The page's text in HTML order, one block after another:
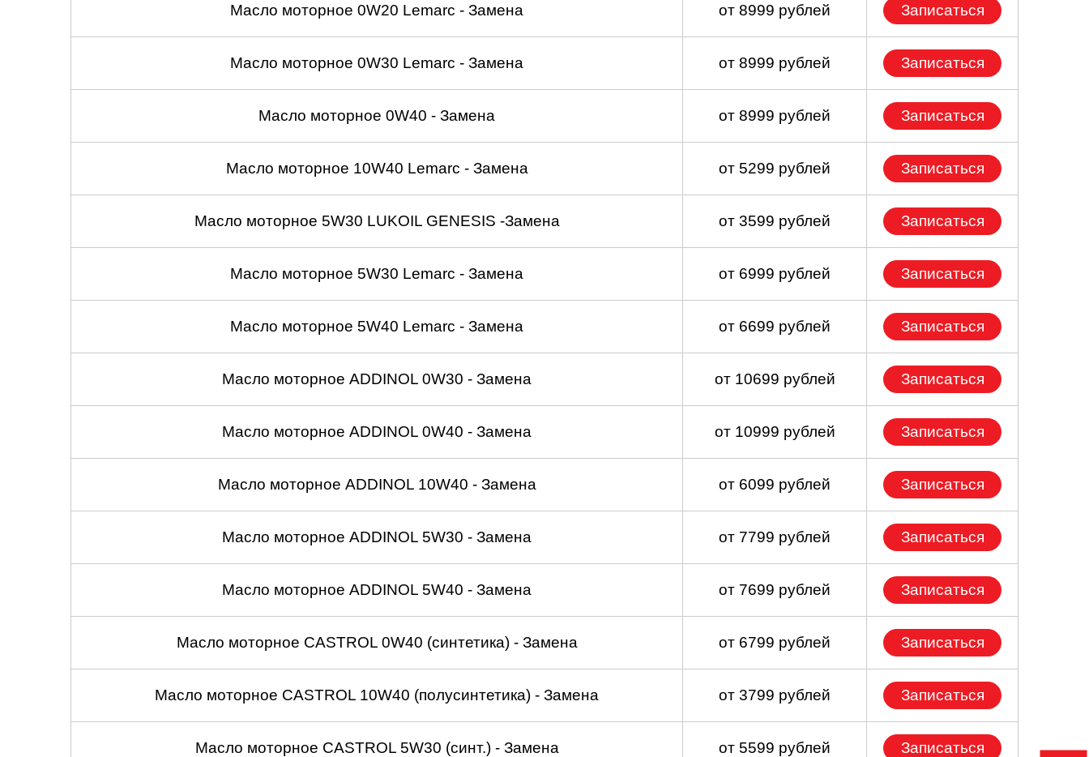
Петрозаводск
Самара
Санкт-Петербург
Саратов
Сургут
Тула
Ульяновск
Череповец
Масло моторное 0W20 Lemarc - Замена от 8999 рублей Записаться
Масло моторное 0W30 Lemarc - Замена от 8999 рублей Записаться
Масло моторное 0W40 - Замена от 8999 рублей Записаться
Масло моторное 10W40 Lemarc - Замена от 5299 рублей Записаться
Масло моторное 5W30 LUKOIL GENESIS -Замена от 3599 рублей Записаться
Масло моторное 5W30 Lemarc - Замена от 6999 рублей Записаться
Масло моторное 5W40 Lemarc - Замена от 6699 рублей Записаться
Масло моторное ADDINOL 0W30 - Замена от 10699 рублей Записаться
Масло моторное ADDINOL 0W40 - Замена от 10999 рублей Записаться
Масло моторное ADDINOL 10W40 - Замена от 6099 рублей Записаться
Масло моторное ADDINOL 5W30 - Замена от 7799 рублей Записаться
Масло моторное ADDINOL 5W40 - Замена от 7699 рублей Записаться
Масло моторное CASTROL 0W40 (синтетика) - Замена от 6799 рублей Записаться
Масло моторное CASTROL 10W40 (полусинтетика) - Замена от 3799 рублей Записаться
Масло моторное CASTROL 5W30 (синт.) - Замена от 5599 рублей Записаться